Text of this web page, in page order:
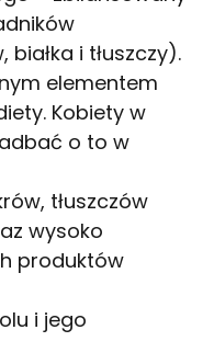
i tłuszczy).
elementem
Kobiety w
o to w
tłuszczów
wysoko
produktów
i jego